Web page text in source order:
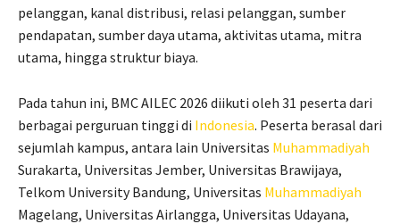
pelanggan, kanal distribusi, relasi pelanggan, sumber
pendapatan, sumber daya utama, aktivitas utama, mitra
utama, hingga struktur biaya.
Pada tahun ini, BMC AILEC 2026 diikuti oleh 31 peserta dari
berbagai perguruan tinggi di Indonesia. Peserta berasal dari
sejumlah kampus, antara lain Universitas Muhammadiyah
Surakarta, Universitas Jember, Universitas Brawijaya,
Telkom University Bandung, Universitas Muhammadiyah
Magelang, Universitas Airlangga, Universitas Udayana,